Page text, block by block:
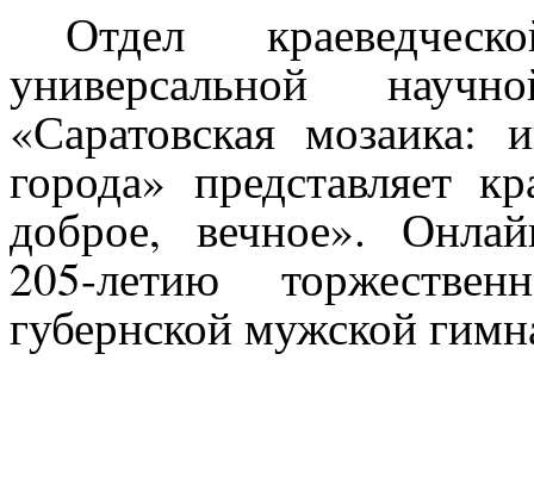
Отдел
универсальной
«Саратовская мозаика:
города» представляет
доброе, вечное».
205-летию
губернской мужской